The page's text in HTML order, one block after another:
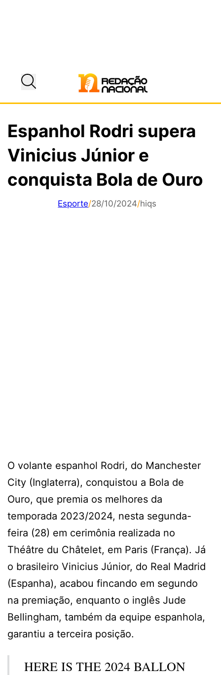
Espanhol Rodri supera
Vinicius Júnior e
conquista Bola de Ouro
Esporte/28/10/2024/hiqs
O volante espanhol Rodri, do Manchester
City (Inglaterra), conquistou a Bola de
Ouro, que premia os melhores da
temporada 2023/2024, nesta segunda-
feira (28) em cerimônia realizada no
Théâtre du Châtelet, em Paris (França). Já
o brasileiro Vinicius Júnior, do Real Madrid
(Espanha), acabou fincando em segundo
na premiação, enquanto o inglês Jude
Bellingham, também da equipe espanhola,
garantiu a terceira posição.
HERE IS THE 2024 BALLON